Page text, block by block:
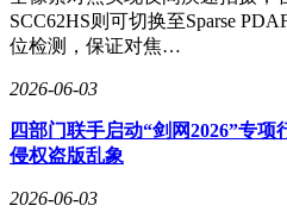
外加分，印证了其智能化配置的
雷军在测评结果公布后表示，小
理念，拒绝单纯堆砌硬件参数。
能落地。此次测评成绩证明，小
的实力，未来将持续优化产品体
SCC62HS则可切换至Sparse
位检测，保证对焦…
2026-06-03
四部门联手启动“剑网2026”专
侵权盗版乱象
2026-06-03